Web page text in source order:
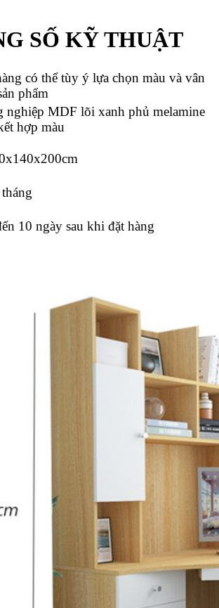
SỐ KỸ THUẬT
có thể tùy ý lựa chọn màu và vân
phẩm
nghiệp MDF lõi xanh phủ melamine
hợp màu
10 ngày sau khi đặt hàng